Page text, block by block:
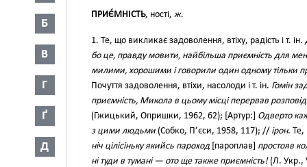
Б
В
Г
Ґ
Д
ПРИЄ́МНІСТЬ, ності, ж.
1. Те, що викликає задоволення, втіху, радість і т. ін.
бо це, правду мовити, найбільша приємність для
милими, хорошими і говорили один одному тільки
Почуття задоволення, втіхи, насолоди і т. ін. Гомін
приємність, Микола в цьому місці перервав
(Гжицький, Опришки, 1962, 62); [Артур:] Одверто
з цими людьми (Собко, П’єси, 1958, 117); // ірон. Те,
ніч цілісіньку якийсь пароход [пароплав] простояв
ні туди в тумані — ото ще также приємність!(Л. Укр.,